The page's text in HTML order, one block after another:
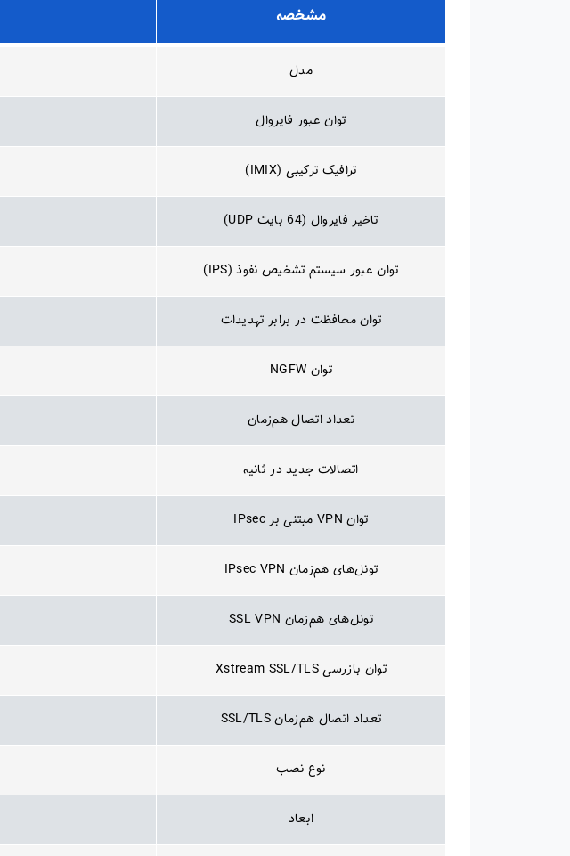
مشخصه
مدل
توان عبور فایروال
ترافیک ترکیبی (IMIX)
تاخیر فایروال (64 بایت UDP)
توان عبور سیستم تشخیص نفوذ (IPS)
توان محافظت در برابر تهدیدات
توان NGFW
تعداد اتصال هم‌زمان
اتصالات جدید در ثانیه
توان VPN مبتنی بر IPsec
تونل‌های هم‌زمان IPsec VPN
تونل‌های هم‌زمان SSL VPN
توان بازرسی Xstream SSL/TLS
تعداد اتصال هم‌زمان SSL/TLS
نوع نصب
ابعاد